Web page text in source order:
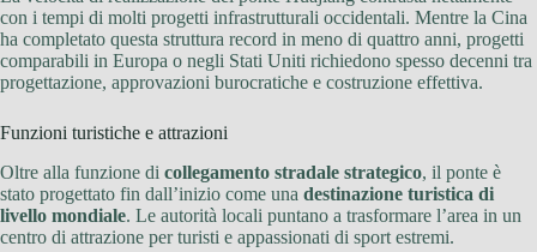
con i tempi di molti progetti infrastrutturali occidentali. Mentre la Cina
ha completato questa struttura record in meno di quattro anni, progetti
comparabili in Europa o negli Stati Uniti richiedono spesso decenni tra
progettazione, approvazioni burocratiche e costruzione effettiva.
Funzioni turistiche e attrazioni
Oltre alla funzione di collegamento stradale strategico, il ponte è
stato progettato fin dall’inizio come una destinazione turistica di
livello mondiale. Le autorità locali puntano a trasformare l’area in un
centro di attrazione per turisti e appassionati di sport estremi.